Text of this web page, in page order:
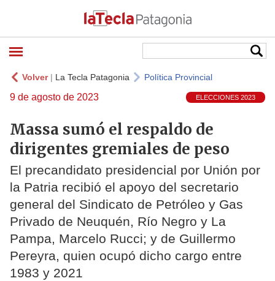
Volver| La Tecla Patagonia Política Provincial
9 de agosto de 2023 ELECCIONES 2023
Massa sumó el respaldo de
dirigentes gremiales de peso
El precandidato presidencial por Unión por
la Patria recibió el apoyo del secretario
general del Sindicato de Petróleo y Gas
Privado de Neuquén, Río Negro y La
Pampa, Marcelo Rucci; y de Guillermo
Pereyra, quien ocupó dicho cargo entre
1983 y 2021